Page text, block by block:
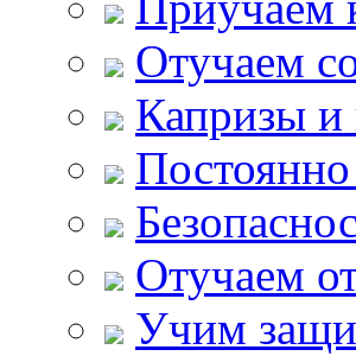
Отучаем
Капризы и
Отучаем
Учим